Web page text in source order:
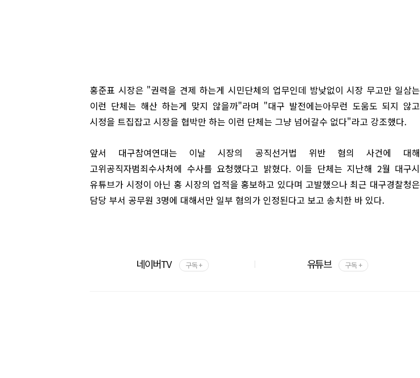
홍준표 시장은 "권력을 견제 하는게 시민단체의 업무인데 밤낮없이 시장 무고만 일삼는
이런 단체는 해산 하는게 맞지 않을까"라며 "대구 발전에는아무런 도움도 되지 않고
시정을 트집잡고 시장을 협박만 하는 이런 단체는 그냥 넘어갈수 없다"라고 강조했다.
앞서 대구참여연대는 이날 시장의 공직선거법 위반 혐의 사건에 대해
고위공직자범죄수사처에 수사를 요청했다고 밝혔다. 이들 단체는 지난해 2월 대구시
유튜브가 시정이 아닌 홍 시장의 업적을 홍보하고 있다며 고발했으나 최근 대구경찰청은
담당 부서 공무원 3명에 대해서만 일부 혐의가 인정된다고 보고 송치한 바 있다.
네이버TV 구독 + 유튜브 구독 +